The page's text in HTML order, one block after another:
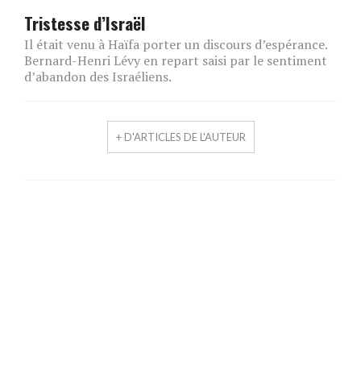
Tristesse d’Israël
Il était venu à Haïfa porter un discours d’espérance.
Bernard-Henri Lévy en repart saisi par le sentiment
d’abandon des Israéliens.
+ D'ARTICLES DE L'AUTEUR